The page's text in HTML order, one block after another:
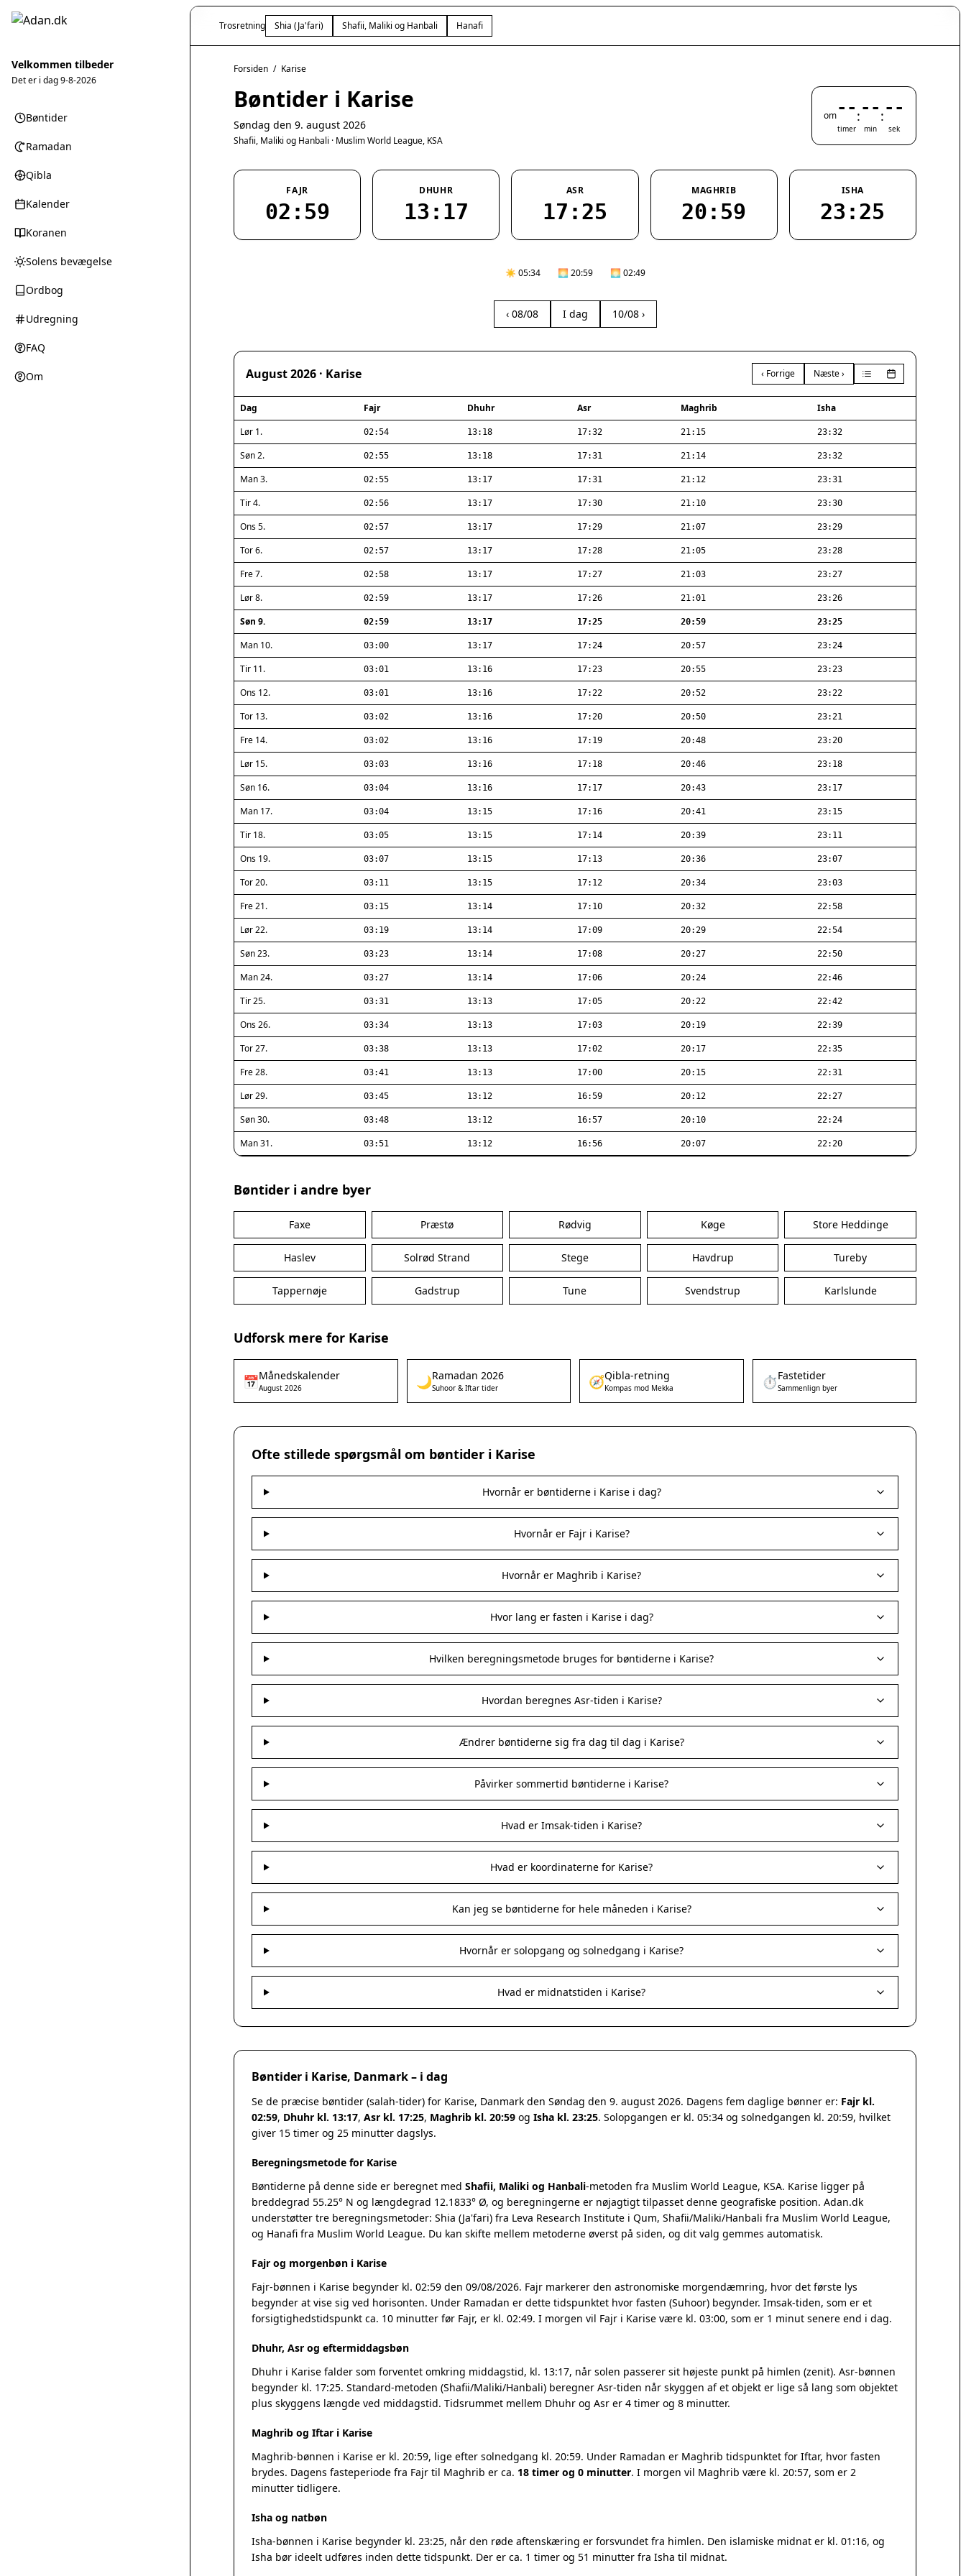
Velkommen tilbeder
Det er i dag9-8-2026
Bøntider
Ramadan
Qibla
Kalender
Koranen
Solens bevægelse
Ordbog
Udregning
FAQ
Om
Trosretning Shia (Ja'fari) Shafii, Maliki og Hanbali Hanafi
Forsiden / Karise
Bøntider i Karise
Søndag den 9. august 2026
Shafii, Maliki og Hanbali · Muslim World League, KSA
om--
timer
:--
min
:--
sek
FAJR
02:59
DHUHR
13:17
ASR
17:25
MAGHRIB
20:59
ISHA
23:25
☀️ 05:34 🌅 20:59 🌅 02:49
‹ 08/08 I dag 10/08 ›
August 2026 · Karise ‹ Forrige Næste ›
Dag Fajr Dhuhr Asr Maghrib
Isha
Lør 1.
02:54 13:18 17:32 21:15 23:32
Søn 2. 02:55 13:18 17:31 21:14 23:32
Man 3. 02:55 13:17 17:31 21:12 23:31
Tir 4. 02:56 13:17 17:30 21:10 23:30
Ons 5. 02:57 13:17 17:29 21:07 23:29
Tor 6. 02:57 13:17 17:28 21:05 23:28
Fre 7. 02:58 13:17 17:27 21:03 23:27
Lør 8. 02:59 13:17 17:26 21:01 23:26
Søn 9. 02:59 13:17 17:25 20:59 23:25
Man 10. 03:00 13:17 17:24 20:57 23:24
Tir 11. 03:01 13:16 17:23 20:55 23:23
Ons 12. 03:01 13:16 17:22 20:52 23:22
Tor 13. 03:02 13:16 17:20 20:50 23:21
Fre 14. 03:02 13:16 17:19 20:48 23:20
Lør 15. 03:03 13:16 17:18 20:46 23:18
Søn 16. 03:04 13:16 17:17 20:43 23:17
Man 17. 03:04 13:15 17:16 20:41 23:15
Tir 18. 03:05 13:15 17:14 20:39 23:11
Ons 19. 03:07 13:15 17:13 20:36 23:07
Tor 20. 03:11 13:15 17:12 20:34 23:03
Fre 21. 03:15 13:14 17:10 20:32 22:58
Lør 22. 03:19 13:14 17:09 20:29 22:54
Søn 23. 03:23 13:14 17:08 20:27 22:50
Man 24. 03:27 13:14 17:06 20:24 22:46
Tir 25. 03:31 13:13 17:05 20:22 22:42
Ons 26. 03:34 13:13 17:03 20:19 22:39
Tor 27. 03:38 13:13 17:02 20:17 22:35
Fre 28. 03:41 13:13 17:00 20:15 22:31
Lør 29. 03:45 13:12 16:59 20:12 22:27
Søn 30. 03:48 13:12 16:57 20:10 22:24
Man 31. 03:51 13:12 16:56 20:07 22:20
Bøntider i andre byer
Faxe Præstø Rødvig Køge Store Heddinge
Haslev Solrød Strand Stege Havdrup Tureby
Tappernøje Gadstrup Tune Svendstrup Karlslunde
Udforsk mere for Karise
📅Månedskalender
August 2026 🌙Ramadan 2026
Suhoor & Iftar tider 🧭Qibla-retning
Kompas mod Mekka ⏱️Fastetider
Sammenlign byer
Ofte stillede spørgsmål om bøntider i Karise
Hvornår er bøntiderne i Karise i dag?
Hvornår er Fajr i Karise?
Hvornår er Maghrib i Karise?
Hvor lang er fasten i Karise i dag?
Hvilken beregningsmetode bruges for bøntiderne i Karise?
Hvordan beregnes Asr-tiden i Karise?
Ændrer bøntiderne sig fra dag til dag i Karise?
Påvirker sommertid bøntiderne i Karise?
Hvad er Imsak-tiden i Karise?
Hvad er koordinaterne for Karise?
Kan jeg se bøntiderne for hele måneden i Karise?
Hvornår er solopgang og solnedgang i Karise?
Hvad er midnatstiden i Karise?
Bøntider i Karise, Danmark – i dag
Se de præcise bøntider (salah-tider) for Karise, Danmark den Søndag den 9. august 2026. Dagens fem daglige bønner er: Fajr kl.
02:59, Dhuhr kl. 13:17, Asr kl. 17:25, Maghrib kl. 20:59 og Isha kl. 23:25. Solopgangen er kl. 05:34 og solnedgangen kl. 20:59, hvilket
giver 15 timer og 25 minutter dagslys.
Beregningsmetode for Karise
Bøntiderne på denne side er beregnet med Shafii, Maliki og Hanbali-metoden fra Muslim World League, KSA. Karise ligger på
breddegrad 55.25° N og længdegrad 12.1833° Ø, og beregningerne er nøjagtigt tilpasset denne geografiske position. Adan.dk
understøtter tre beregningsmetoder: Shia (Ja'fari) fra Leva Research Institute i Qum, Shafii/Maliki/Hanbali fra Muslim World League,
og Hanafi fra Muslim World League. Du kan skifte mellem metoderne øverst på siden, og dit valg gemmes automatisk.
Fajr og morgenbøn i Karise
Fajr-bønnen i Karise begynder kl. 02:59 den 09/08/2026. Fajr markerer den astronomiske morgendæmring, hvor det første lys
begynder at vise sig ved horisonten. Under Ramadan er dette tidspunktet hvor fasten (Suhoor) begynder. Imsak-tiden, som er et
forsigtighedstidspunkt ca. 10 minutter før Fajr, er kl. 02:49. I morgen vil Fajr i Karise være kl. 03:00, som er 1 minut senere end i dag.
Dhuhr, Asr og eftermiddagsbøn
Dhuhr i Karise falder som forventet omkring middagstid, kl. 13:17, når solen passerer sit højeste punkt på himlen (zenit). Asr-bønnen
begynder kl. 17:25. Standard-metoden (Shafii/Maliki/Hanbali) beregner Asr-tiden når skyggen af et objekt er lige så lang som objektet
plus skyggens længde ved middagstid. Tidsrummet mellem Dhuhr og Asr er 4 timer og 8 minutter.
Maghrib og Iftar i Karise
Maghrib-bønnen i Karise er kl. 20:59, lige efter solnedgang kl. 20:59. Under Ramadan er Maghrib tidspunktet for Iftar, hvor fasten
brydes. Dagens fasteperiode fra Fajr til Maghrib er ca. 18 timer og 0 minutter. I morgen vil Maghrib være kl. 20:57, som er 2
minutter tidligere.
Isha og natbøn
Isha-bønnen i Karise begynder kl. 23:25, når den røde aftenskæring er forsvundet fra himlen. Den islamiske midnat er kl. 01:16, og
Isha bør ideelt udføres inden dette tidspunkt. Der er ca. 1 timer og 51 minutter fra Isha til midnat.